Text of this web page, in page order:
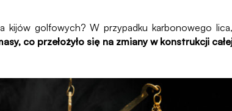
golfowych? W przypadku karbonowego
co przełożyło się na zmiany w konstrukcji